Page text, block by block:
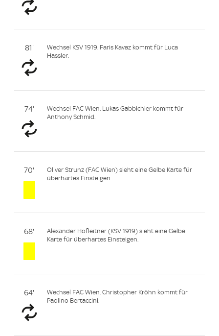
81'
Wechsel KSV 1919. Faris Kavaz kommt für Luca
Hassler.
74'
Wechsel FAC Wien. Lukas Gabbichler kommt für
Anthony Schmid.
70'
Oliver Strunz (FAC Wien) sieht eine Gelbe Karte für
überhartes Einsteigen.
68'
Alexander Hofleitner (KSV 1919) sieht eine Gelbe
Karte für überhartes Einsteigen.
64'
Wechsel FAC Wien. Christopher Kröhn kommt für
Paolino Bertaccini.